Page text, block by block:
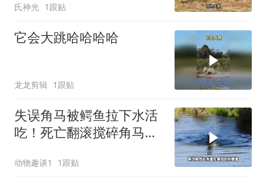
氏神光 1跟贴
它会大跳哈哈哈哈
龙龙剪辑 1跟贴
失误角马被鳄鱼拉下水活
吃！死亡翻滚搅碎角马反
动物趣谈1 1跟贴